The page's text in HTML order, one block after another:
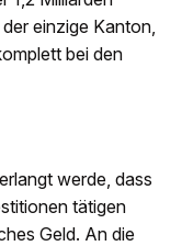
einzige Kanton,
bei den
werde, dass
tätigen
Geld. An die